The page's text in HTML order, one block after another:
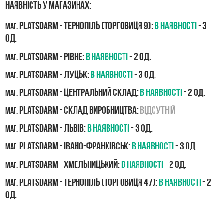
Наявність у магазинах:
маг.PLATSDARM - Тернопіль (Торговиця 9):В наявності- 3
од.
маг.PLATSDARM - Рівне: В наявності - 2 од.
маг.PLATSDARM - Луцьк:В наявності- 3 од.
маг.PLATSDARM - Центральний склад:В наявності- 2 од.
маг.PLATSDARM - Склад виробництва:Відсутній
маг.PLATSDARM - Львів:В наявності- 3 од.
маг.PLATSDARM - Івано-Франківськ:В наявності- 3 од.
маг.PLATSDARM - Хмельницький:В наявності- 2 од.
маг.PLATSDARM - Тернопіль (Торговиця 47):В наявності- 2
од.